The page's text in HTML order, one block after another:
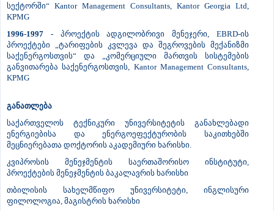
სექტორში“ Kantor Management Consultants, Kantor Georgia Ltd,
KPMG
1996-1997 - პროექტის ადგილობრივი მენეჯერი, EBRD-ის
პროექტები „ტარიფების კვლევა და შეგროვების მექანიზმი
საქენერგოსთვის“ და „კომერციული მართვის სისტემების
განვითარება საქენერგოსთვის, Kantor Management Consultants,
KPMG
განათლება
საქართველოს ტექნიკური უნივერსიტეტის განახლებადი
ენერგიებისა და ენერგოეფექტურობის საკითხებში
მეცნიერებათა დოქტორის აკადემიური ხარისხი.
კვიპროსის მენეჯმენტის საერთაშორისო ინსტიტუტი,
პროექტების მენეჯმენტის ბაკალავრის ხარისხი
თბილისის სახელმწიფო უნივერსიტეტი, ინგლისური
ფილოლოგია, მაგისტრის ხარისხი